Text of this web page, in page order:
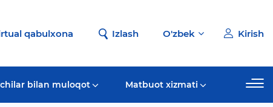
qabulxona Izlash O'zbek Kirish
bilan muloqot Matbuot xizmati